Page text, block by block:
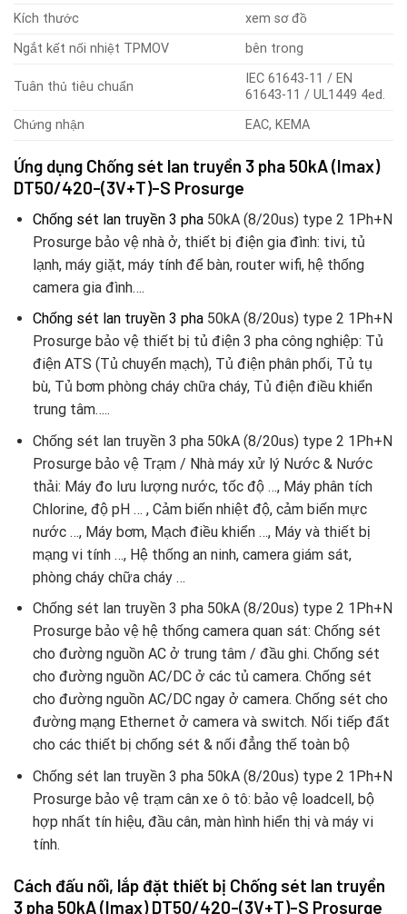
Kích thước
xem sơ đồ
Ngắt kết nối nhiệt TPMOV
bên trong
Tuân thủ tiêu chuẩn
IEC 61643-11 / EN
61643-11 / UL1449 4ed.
Chứng nhận
EAC, KEMA
Ứng dụng Chống sét lan truyền 3 pha 50kA (Imax)
DT50/420-(3V+T)-S Prosurge
Chống sét lan truyền 3 pha50kA (8/20us) type 2 1Ph+N
Prosurge bảo vệ nhà ở, thiết bị điện gia đình: tivi, tủ
lạnh, máy giặt, máy tính để bàn, router wifi, hệ thống
camera gia đình….
Chống sét lan truyền 3 pha50kA (8/20us) type 2 1Ph+N
Prosurge bảo vệ thiết bị tủ điện 3 pha công nghiệp: Tủ
điện ATS (Tủ chuyển mạch), Tủ điện phân phối, Tủ tụ
bù, Tủ bơm phòng cháy chữa cháy, Tủ điện điều khiển
trung tâm…..
Chống sét lan truyền 3 pha 50kA (8/20us) type 2 1Ph+N
Prosurge bảo vệ Trạm / Nhà máy xử lý Nước & Nước
thải: Máy đo lưu lượng nước, tốc độ …, Máy phân tích
Chlorine, độ pH … , Cảm biến nhiệt độ, cảm biến mực
nước …, Máy bơm, Mạch điều khiển …, Máy và thiết bị
mạng vi tính …, Hệ thống an ninh, camera giám sát,
phòng cháy chữa cháy …
Chống sét lan truyền 3 pha 50kA (8/20us) type 2 1Ph+N
Prosurge bảo vệ hệ thống camera quan sát: Chống sét
cho đường nguồn AC ở trung tâm / đầu ghi. Chống sét
cho đường nguồn AC/DC ở các tủ camera. Chống sét
cho đường nguồn AC/DC ngay ở camera. Chống sét cho
đường mạng Ethernet ở camera và switch. Nối tiếp đất
cho các thiết bị chống sét & nối đẳng thế toàn bộ
Chống sét lan truyền 3 pha 50kA (8/20us) type 2 1Ph+N
Prosurge bảo vệ trạm cân xe ô tô: bảo vệ loadcell, bộ
hợp nhất tín hiệu, đầu cân, màn hình hiển thị và máy vi
tính.
Cách đấu nối, lắp đặt thiết bị Chống sét lan truyền
3 pha 50kA (Imax) DT50/420-(3V+T)-S Prosurge